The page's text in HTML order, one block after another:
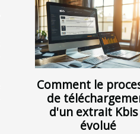
Comment le
de
d'un extrait Kbis
évolué